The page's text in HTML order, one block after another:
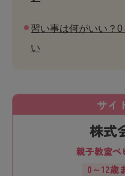
習い事は何がいい？
い
サイ
株式
親子教室ベ
0～12歳